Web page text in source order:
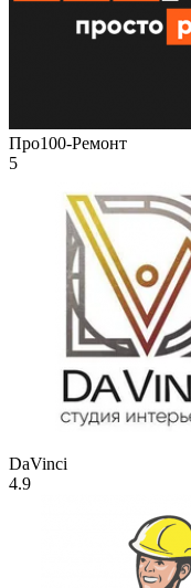
Про100-Ремонт
5
DaVinci
4.9